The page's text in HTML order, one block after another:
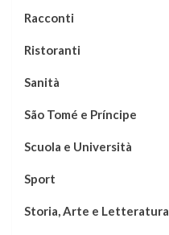
Racconti
Ristoranti
Sanità
São Tomé e Príncipe
Scuola e Università
Sport
Storia, Arte e Letteratura